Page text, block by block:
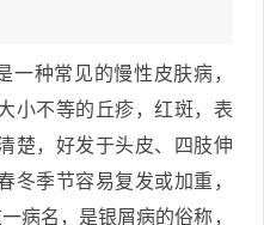
一种常见的慢性皮肤病，
小不等的丘疹，红斑，表
楚，好发于头皮、四肢伸
冬季节容易复发或加重，
病名，是银屑病的俗称，